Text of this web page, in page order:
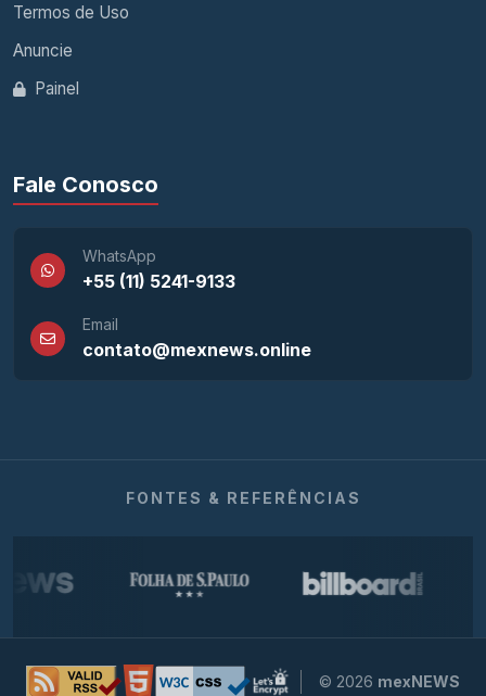
Termos de Uso
Anuncie
Painel
Fale Conosco
WhatsApp
+55 (11) 5241-9133
Email
contato@mexnews.online
FONTES & REFERÊNCIAS
© 2026 mexNEWS